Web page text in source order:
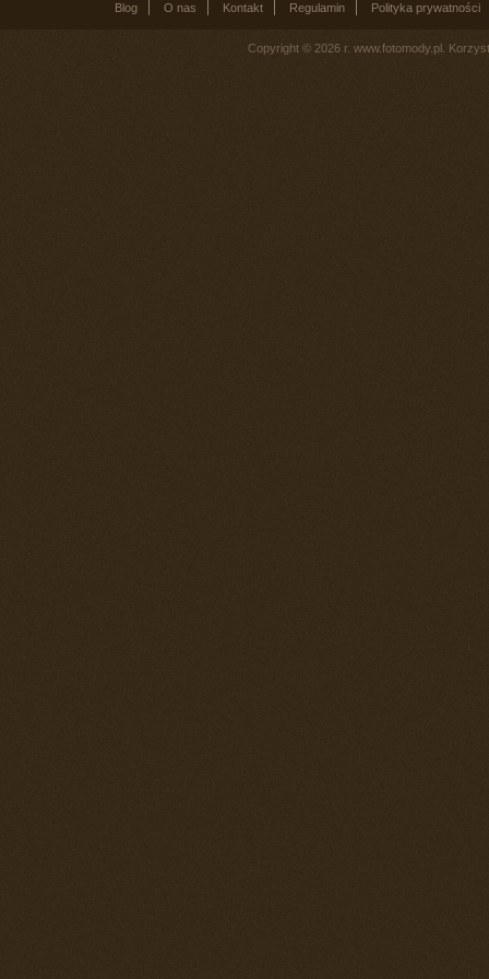
Blog O nas Kontakt Regulamin Polityka prywatności
Copyright © 2026 r. www.fotomody.pl.